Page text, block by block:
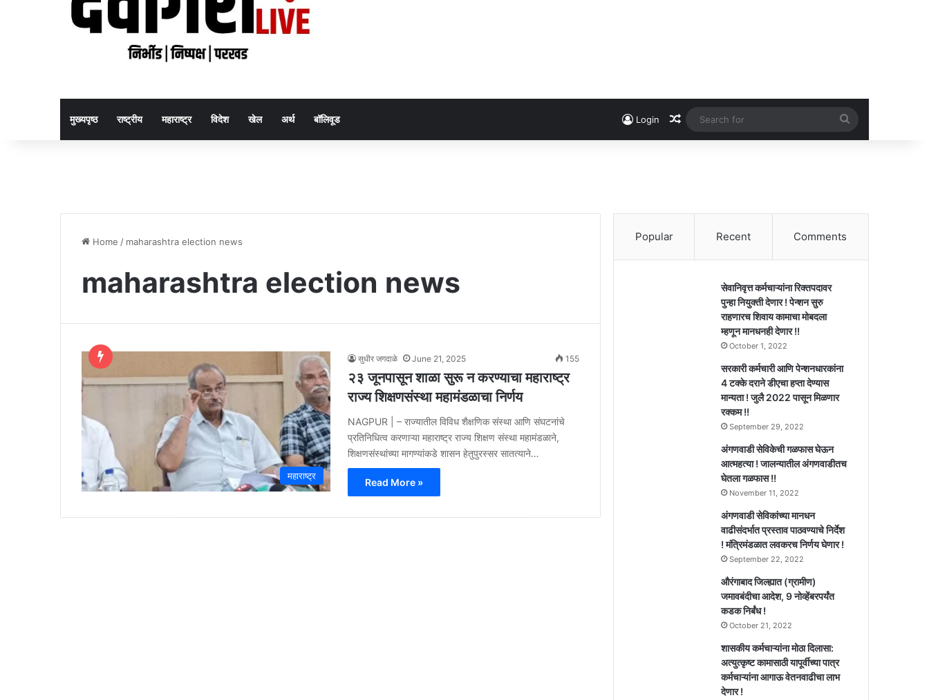
मुख्यपृष्ठ राष्ट्रीय महाराष्ट्र विदेश खेल अर्थ बॉलिवूड Login Random Article
for
Home / maharashtra election news
maharashtra election news
महाराष्ट्र
सुधीर जगदाळे June 21, 2025 155
२३ जूनपासून शाळा सुरू न करण्याचा महाराष्ट्र
राज्य शिक्षणसंस्था महामंडळाचा निर्णय
NAGPUR | – राज्यातील विविध शैक्षणिक संस्था आणि संघटनांचे
प्रतिनिधित्व करणाऱ्या महाराष्ट्र राज्य शिक्षण संस्था महामंडळाने,
शिक्षणसंस्‍थांच्‍या मागण्‍यांकडे शासन हेतुपुरस्‍सर सातत्याने…
Read More »
Popular Recent Comments
सेवानिवृत्त कर्मचाऱ्यांना रिक्तपदावर
पुन्हा नियुक्ती देणार ! पेन्शन सुरु
राहणारच शिवाय कामाचा मोबदला
म्हणून मानधनही देणार !!
October 1, 2022
सरकारी कर्मचारी आणि पेन्शनधारकांना
4 टक्के दराने डीएचा हप्ता देण्यास
मान्यता ! जुलै 2022 पासून मिळणार
रक्कम !!
September 29, 2022
अंगणवाडी सेविकेची गळफास घेऊन
आत्महत्या ! जालन्यातील अंगणवाडीतच
घेतला गळफास !!
November 11, 2022
अंगणवाडी सेविकांच्या मानधन
वाढीसंदर्भात प्रस्ताव पाठवण्याचे निर्देश
! मंत्रिमंडळात लवकरच निर्णय घेणार !
September 22, 2022
औरंगाबाद जिल्ह्यात (ग्रामीण)
जमावबंदीचा आदेश, 9 नोव्हेंबरपर्यंत
कडक निर्बंध !
October 21, 2022
शासकीय कर्मचाऱ्यांना मोठा दिलासा:
अत्युत्कृष्ट कामासाठी यापूर्वीच्या पात्र
कर्मचाऱ्यांना आगाऊ वेतनवाढीचा लाभ
देणार !